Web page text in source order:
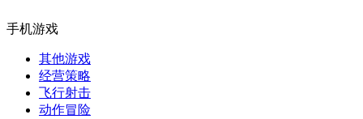
手机游戏
其他游戏
经营策略
飞行射击
动作冒险